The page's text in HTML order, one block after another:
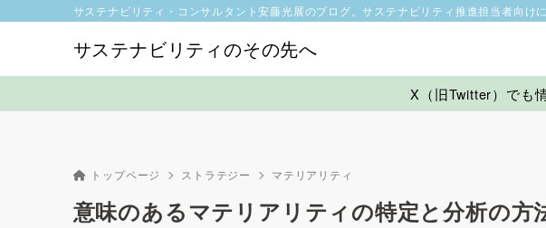
サステナビリティのその先へ
サステナビリティ・コンサルタント安藤光展のブログ。サステナビリティ推進担当者向け
X（旧Twitter）でも
トップページ ストラテジー マテリアリティ
意味のあるマテリアリティの特定と分析の方